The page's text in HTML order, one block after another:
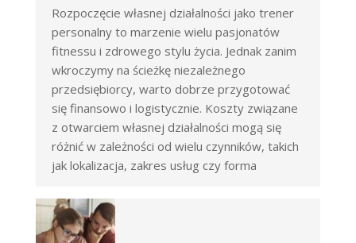
Rozpoczęcie własnej działalności jako trener
personalny to marzenie wielu pasjonatów
fitnessu i zdrowego stylu życia. Jednak zanim
wkroczymy na ścieżkę niezależnego
przedsiębiorcy, warto dobrze przygotować
się finansowo i logistycznie. Koszty związane
z otwarciem własnej działalności mogą się
różnić w zależności od wielu czynników, takich
jak lokalizacja, zakres usług czy forma